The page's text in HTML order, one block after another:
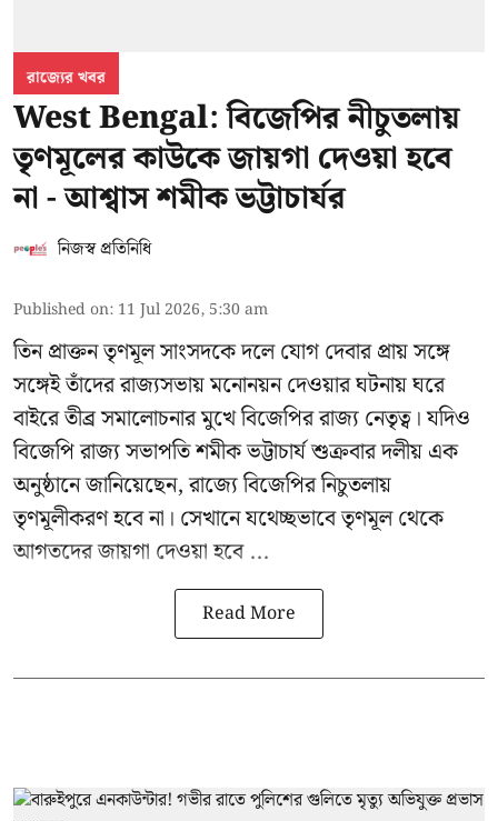
রাজ্যের খবর
West Bengal: বিজেপির নীচুতলায়
তৃণমূলের কাউকে জায়গা দেওয়া হবে
না - আশ্বাস শমীক ভট্টাচার্যর
নিজস্ব প্রতিনিধি
Published on: 11 Jul 2026, 5:30 am
তিন প্রাক্তন তৃণমূল সাংসদকে দলে যোগ দেবার প্রায় সঙ্গে
সঙ্গেই তাঁদের রাজ্যসভায় মনোনয়ন দেওয়ার ঘটনায় ঘরে
বাইরে তীব্র সমালোচনার মুখে বিজেপির রাজ্য নেতৃত্ব। যদিও
বিজেপি রাজ্য সভাপতি শমীক ভট্টাচার্যশুক্রবার দলীয় এক
অনুষ্ঠানে জানিয়েছেন, রাজ্যে বিজেপির নিচুতলায়
তৃণমূলীকরণ হবে না। সেখানে যথেচ্ছভাবে তৃণমূল থেকে
আগতদের জায়গা দেওয়া হবে ...
Read More